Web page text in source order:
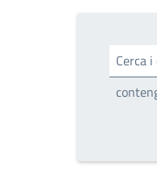
Cerca